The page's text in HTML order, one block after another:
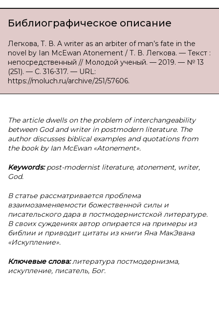
Библиографическое описание
Легкова, Т. В. A writer as an arbiter of man’s fate in the
novel by Ian McEwan Atonement / Т. В. Легкова. — Текст :
непосредственный // Молодой ученый. — 2019. — № 13
(251). — С. 316-317. — URL:
https://moluch.ru/archive/251/57606.
The article dwells on the problem of interchangeability
between God and writer in postmodern literature. The
author discusses biblical examples and quotations from
the book by Ian McEwan «Atonement».
Keywords:post-modernist literature, atonement, writer,
God.
В статье рассматривается проблема
взаимозаменяемости божественной силы и
писательского дара в постмодернистской литературе.
В своих суждениях автор опирается на примеры из
библии и приводит цитаты из книги Яна МакЭвана
«Искупление».
Ключевые слова:литература постмодернизма,
искупление, писатель, Бог.